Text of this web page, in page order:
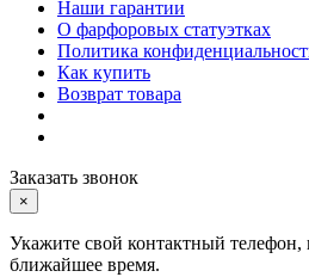
Наши гарантии
О фарфоровых статуэтках
Политика
Как купить
Возврат товара
Заказать звонок
×
Укажите свой контактный
ближайшее время.